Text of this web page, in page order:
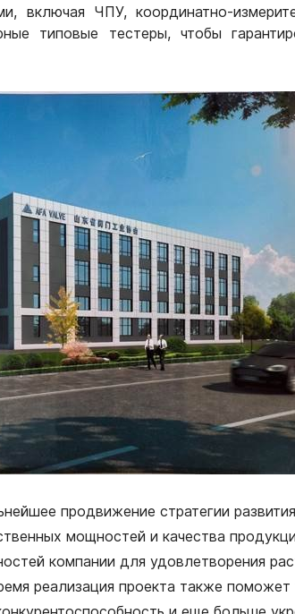
включая ЧПУ, координатно-
типовые тестеры, чтобы
продвижение стратегии
мощностей и качества
компании для удовлетворения
реализация проекта также